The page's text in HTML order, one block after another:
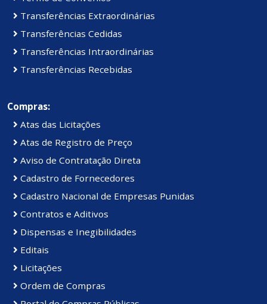
Transferências Extraordinárias
Transferências Cedidas
Transferências Intraordinárias
Transferências Recebidas
Compras:
Atas das Licitações
Atas de Registro de Preço
Aviso de Contratação Direta
Cadastro de Fornecedores
Cadastro Nacional de Empresas Punidas
Contratos e Aditivos
Dispensas e Inegibilidades
Editais
Licitações
Ordem de Compras